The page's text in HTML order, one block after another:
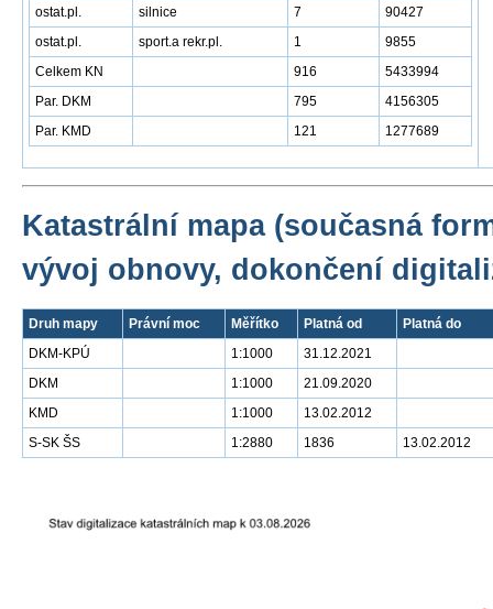
ostat.pl.
silnice 7
90427
ostat.pl.
sport.a rekr.pl. 1
9855
Celkem KN
916
5433994
Par. DKM
795
4156305
Par. KMD
121 1277689
Katastrální mapa (současná
vývoj obnovy, dokončení
Druh mapy Právní moc Měřítko Platná od
Platná do
DKM-KPÚ
1:1000
31.12.2021
DKM
1:1000
21.09.2020
KMD
1:1000
13.02.2012
S-SK ŠS
1:2880 1836 13.02.2012